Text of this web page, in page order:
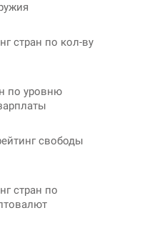
стран по кол-ву
по уровню
свободы
стран по